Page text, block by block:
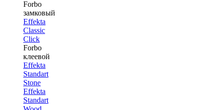
Forbo
замковый
Effekta
Classic
Click
Forbo
клеевой
Effekta
Standart
Stone
Effekta
Standart